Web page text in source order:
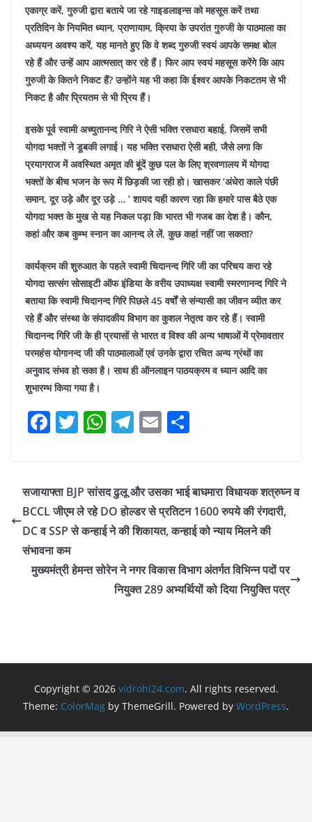
एकाग्र करें, गुरुजी द्वारा बताये जा रहे गाइडलाइन्स को महसूस करें तथा
प्रतिदिन के नियमित ध्यान, प्राणायाम, क्रिया के उपरांत गुरुजी के पाठमाला का
अध्ययन अवश्य करें, यह मानते हुए कि वे शब्द गुरुजी स्वयं आपके समक्ष बोल
रहे हैं और उन्हें आप आत्मसात् कर रहे हैं। फिर आप स्वयं महसूस करेंगे कि आप
गुरुजी के कितने निकट हैं? उन्होंने यह भी कहा कि ईश्वर आपके निकटतम से भी
निकट है और प्रियतम से भी प्रिय हैं।
इसके पूर्व स्वामी अच्युतानन्द गिरि ने ऐसी भक्ति रसधारा बहाई, जिसमें सभी
योगदा भक्तों ने डूबकी लगाई। यह भक्ति रसधारा ऐसी बही, जैसे लगा कि
प्रयागराज में अवस्थित अमृत की बूंदें कुछ पल के लिए श्रवणालय में योगदा
भक्तों के बीच भजन के रूप में छिड़की जा रही हो। खासकर ‘अंधेरा काले पंछी
समान, दूर उड़े और दूर उड़े … ’ शायद यही कारण रहा कि हमारे पास बैठे एक
योगदा भक्त के मुख से यह निकल पड़ा कि भारत भी गजब का देश है। कौन,
कहां और कब कुम्भ स्नान का आनन्द ले लें, कुछ कहां नहीं जा सकता?
कार्यक्रम की शुरुआत के पहले स्वामी चिदानन्द गिरि जी का परिचय करा रहे
योगदा सत्संग सोसाइटी ऑफ इंडिया के वरीय उपाध्यक्ष स्वामी स्मरणानन्द गिरि ने
बताया कि स्वामी चिदानन्द गिरि पिछले 45 वर्षों से संन्यासी का जीवन व्यीत कर
रहे हैं और संस्था के संपादकीय विभाग का कुशल नेतृत्व कर रहे हैं। स्वामी
चिदानन्द गिरि जी के ही प्रयासों से भारत व विश्व की अन्य भाषाओं में प्रेमावतार
परमहंस योगानन्द जी की पाठमालाओं एवं उनके द्वारा रचित अन्य ग्रंथों का
अनुवाद संभव हो सका है। साथ ही ऑनलाइन पाठयक्रम व ध्यान आदि का
शुभारम्भ किया गया है।
F
e
b
o
o
k
T
er
W
s
A
p
p
T
gr
a
m
E
l e
सजायाफ्ता BJP सांसद ढुलू और उसका भाई बाघमारा विधायक शत्रुघ्न व
BCCL जीएम ले रहे DO होल्डर से प्रतिटन 1600 रुपये की रंगदारी,
DC व SSP से कन्हाई ने की शिकायत, कन्हाई को न्याय मिलने की
संभावना कम
मुख्यमंत्री हेमन्त सोरेन ने नगर विकास विभाग अंतर्गत विभिन्न पदों पर
नियुक्त 289 अभ्यर्थियों को दिया नियुक्ति पत्र
Copyright © 2026 vidrohi24.com. All rights reserved.
Theme: ColorMag by ThemeGrill. Powered by WordPress.